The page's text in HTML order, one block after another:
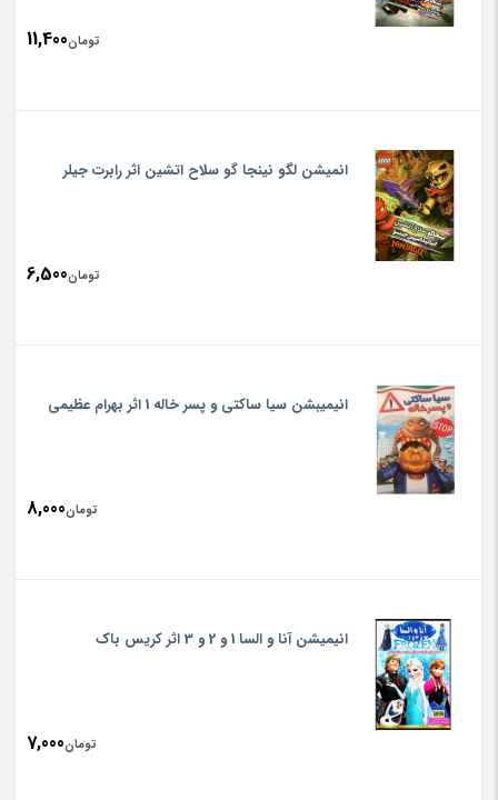
تومان11,400
انمیشن لگو نینجا گو سلاح اتشین اثر رابرت جیلر
تومان6,500
انیمیبشن سیا ساکتی و پسر خاله 1 اثر بهرام عظیمی
تومان8,000
انیمیشن آنا و السا 1 و 2 و 3 اثر کریس باک
تومان7,000